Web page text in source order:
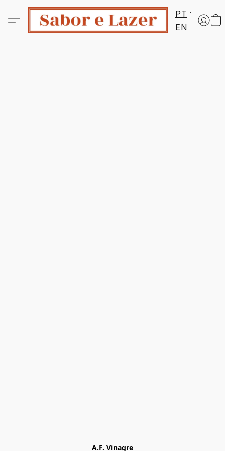
PT
EN
A.F. Vinagre